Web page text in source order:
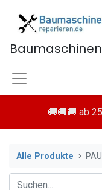
Baumaschinen
🚚🚚🚚 ab
Alle Produkte